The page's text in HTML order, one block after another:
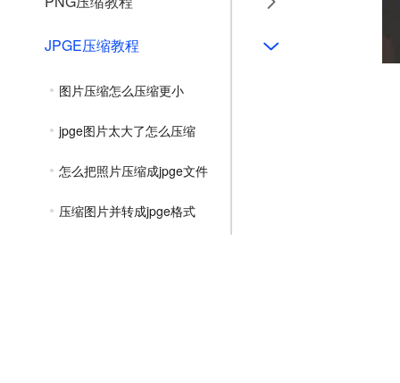
JPGE压缩教程
图片压缩怎么压缩更小
jpge图片太大了怎么压缩
怎么把照片压缩成jpge文件
压缩图片并转成jpge格式